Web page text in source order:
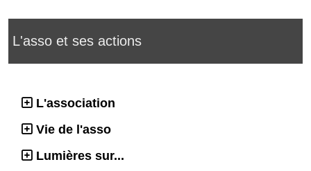
L'asso et ses actions
L'association
Vie de l'asso
Lumières sur...